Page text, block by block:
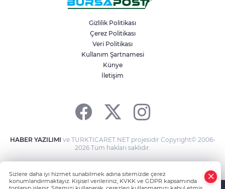
BUÜ’nün laboratuvarları tam kapasite ile
Uludağ’da aç kalan ayı çöpten yemek
aradı
Gizlilik Politikası
Çerez Politikası
Veri Politikası
Kullanım Şartnamesi
Künye
İletişim
HABER YAZILIMI ve TURKTICARET.NET projesidir Copyright© 2006-
2026 Tüm hakları saklıdır.
Sizlere daha iyi hizmet sunabilmek adına sitemizde çerez
konumlandırmaktayız. Kişisel verileriniz, KVKK ve GDPR kapsamında